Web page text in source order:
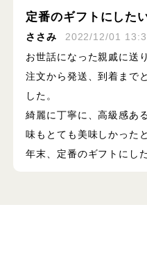
定番のギフトにした
ささみ
2022/12/01
お世話になった親戚に送
注文から発送、到着まで
した。
綺麗に丁寧に、高級感あ
味もとても美味しかった
年末、定番のギフトにし